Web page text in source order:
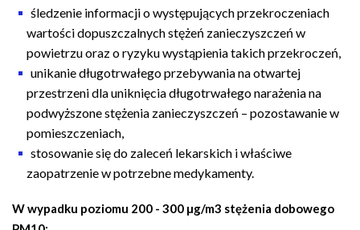
śledzenie informacji o występujących przekroczeniach
wartości dopuszczalnych stężeń zanieczyszczeń w
powietrzu oraz o ryzyku wystąpienia takich przekroczeń,
unikanie długotrwałego przebywania na otwartej
przestrzeni dla uniknięcia długotrwałego narażenia na
podwyższone stężenia zanieczyszczeń – pozostawanie w
pomieszczeniach,
stosowanie się do zaleceń lekarskich i właściwe
zaopatrzenie w potrzebne medykamenty.
W wypadku poziomu 200 - 300 µg/m3 stężenia dobowego